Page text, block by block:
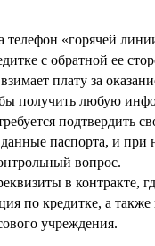
телефон «горячей
с обратной ее
плату за
получить любую
подтвердить
паспорта, и при
вопрос.
в контракте,
по кредитке, а
учреждения.